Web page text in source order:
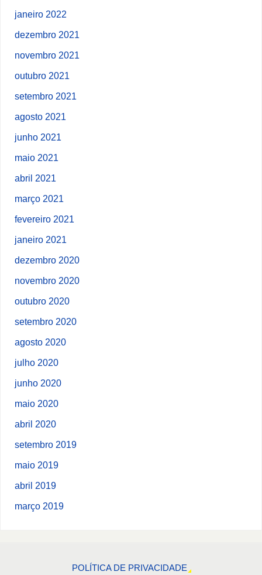
janeiro 2022
dezembro 2021
novembro 2021
outubro 2021
setembro 2021
agosto 2021
junho 2021
maio 2021
abril 2021
março 2021
fevereiro 2021
janeiro 2021
dezembro 2020
novembro 2020
outubro 2020
setembro 2020
agosto 2020
julho 2020
junho 2020
maio 2020
abril 2020
setembro 2019
maio 2019
abril 2019
março 2019
POLÍTICA DE PRIVACIDADE